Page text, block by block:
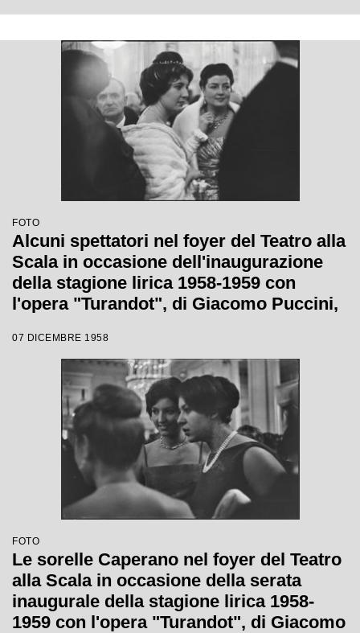
FOTO
Alcuni spettatori nel foyer del Teatro alla
Scala in occasione dell'inaugurazione
della stagione lirica 1958-1959 con
l'opera "Turandot", di Giacomo Puccini,
Margherita Wallmann
07 DICEMBRE 1958
FOTO
Le sorelle Caperano nel foyer del Teatro
alla Scala in occasione della serata
inaugurale della stagione lirica 1958-
1959 con l'opera "Turandot", di Giacomo